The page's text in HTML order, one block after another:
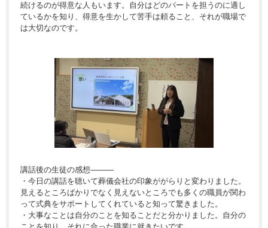
続けるのが得意な人もいます。自分はどのパートを担うのに適し
ているかを知り、得意を生かして苦手は頼ること、それが職場で
は大切なのです。
講話後の生徒の感想———
・今日の講話を聴いて葬儀会社の印象ががらりと変わりました。
見えるところばかりでなく見えないところでも多くの職員が関わ
って式典をサポートしてくれていると知って驚きました。
・大事なことは自分のことを知ることだと分かりました。自分の